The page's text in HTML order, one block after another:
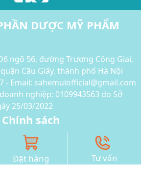
DƯỢC MỸ PHẨM
ngõ 56, đường Trương Công Giai,
Cầu Giấy, thành phố Hà Nội
- Email: sahemulofficial@gmail.com
nghiệp: 0109943563 do Sở
25/03/2022
sách
và vận chuyển
và xử lý khiếu nại
thông tin
Đặt hàng Tư vấn